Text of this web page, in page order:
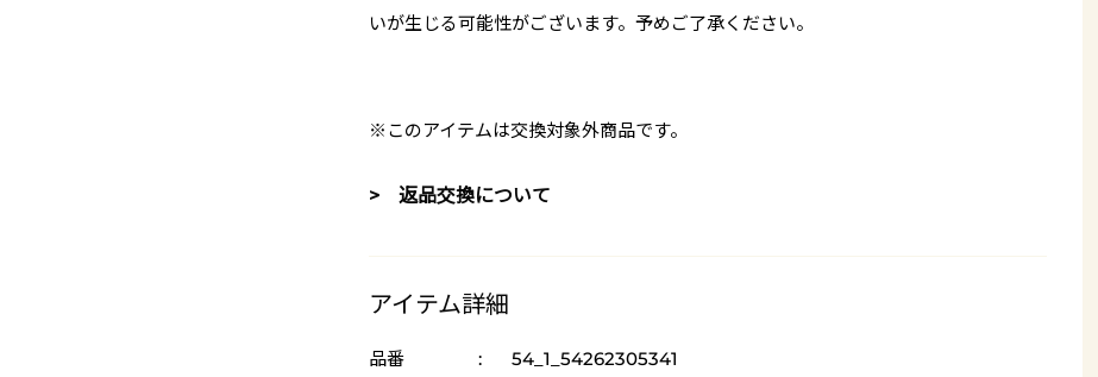
いが生じる可能性がございます。予めご了承ください。
※このアイテムは交換対象外商品です。
> 返品交換について
アイテム詳細
品番 :
54_1_54262305341